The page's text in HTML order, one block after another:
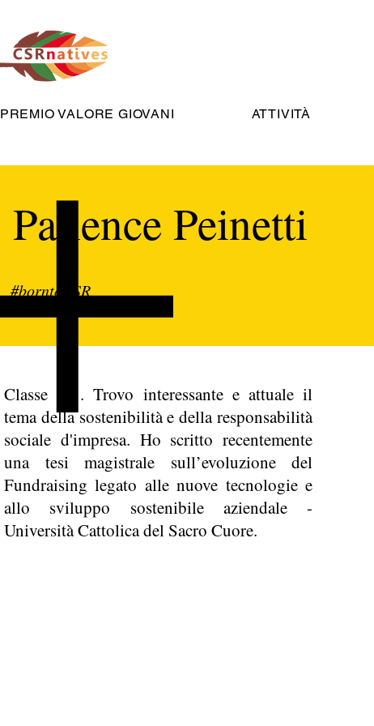
PREMIO VALORE GIOVANI ATTIVITÀ
Patience Peinetti
#borntoCSR
Classe ’91. Trovo interessante e attuale il
tema della sostenibilità e della responsabilità
sociale d'impresa. Ho scritto recentemente
una tesi magistrale sull’evoluzione del
Fundraising legato alle nuove tecnologie e
allo sviluppo sostenibile aziendale -
Università Cattolica del Sacro Cuore.